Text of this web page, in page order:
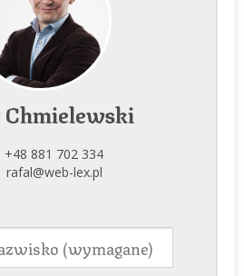
Chmielewski
+48 881 702 334
rafal@web-lex.pl